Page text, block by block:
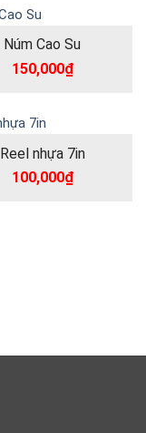
Núm Cao Su
150,000₫
Reel nhựa 7in
100,000₫